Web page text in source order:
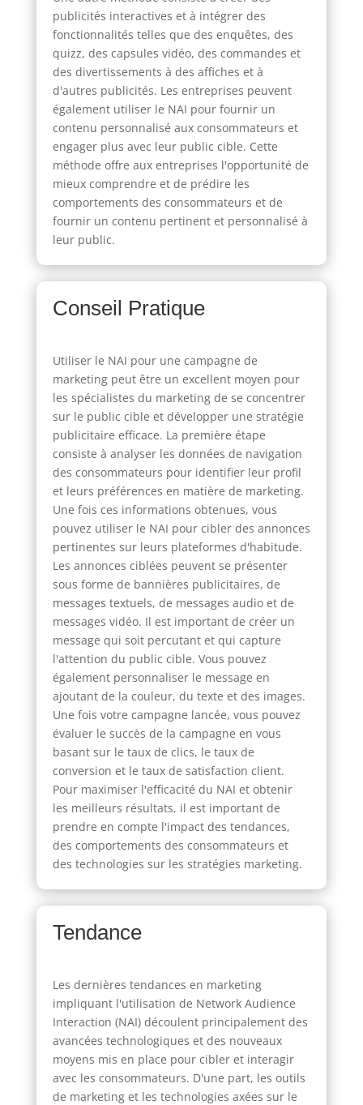
publicités interactives et à intégrer des
fonctionnalités telles que des enquêtes, des
quizz, des capsules vidéo, des commandes et
des divertissements à des affiches et à
d'autres publicités. Les entreprises peuvent
également utiliser le NAI pour fournir un
contenu personnalisé aux consommateurs et
engager plus avec leur public cible. Cette
méthode offre aux entreprises l'opportunité de
mieux comprendre et de prédire les
comportements des consommateurs et de
fournir un contenu pertinent et personnalisé à
leur public.
Conseil Pratique
Utiliser le NAI pour une campagne de
marketing peut être un excellent moyen pour
les spécialistes du marketing de se concentrer
sur le public cible et développer une stratégie
publicitaire efficace. La première étape
consiste à analyser les données de navigation
des consommateurs pour identifier leur profil
et leurs préférences en matière de marketing.
Une fois ces informations obtenues, vous
pouvez utiliser le NAI pour cibler des annonces
pertinentes sur leurs plateformes d'habitude.
Les annonces ciblées peuvent se présenter
sous forme de bannières publicitaires, de
messages textuels, de messages audio et de
messages vidéo. Il est important de créer un
message qui soit percutant et qui capture
l'attention du public cible. Vous pouvez
également personnaliser le message en
ajoutant de la couleur, du texte et des images.
Une fois votre campagne lancée, vous pouvez
évaluer le succès de la campagne en vous
basant sur le taux de clics, le taux de
conversion et le taux de satisfaction client.
Pour maximiser l'efficacité du NAI et obtenir
les meilleurs résultats, il est important de
prendre en compte l'impact des tendances,
des comportements des consommateurs et
des technologies sur les stratégies marketing.
Tendance
Les dernières tendances en marketing
impliquant l'utilisation de Network Audience
Interaction (NAI) découlent principalement des
avancées technologiques et des nouveaux
moyens mis en place pour cibler et interagir
avec les consommateurs. D'une part, les outils
de marketing et les technologies axées sur le